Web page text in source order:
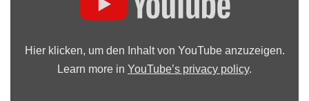
Hier klicken, um den Inhalt von YouTube anzuzeigen.
Learn more in YouTube’s privacy policy.